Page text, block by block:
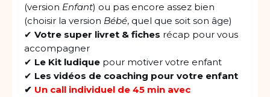
(version Enfant) ou pas encore assez bien
(choisir la version Bébé, quel que soit son âge)
✔ Votre super livret & fiches récap pour vous
accompagner
✔ Le Kit ludique pour motiver votre enfant
✔ Les vidéos de coaching pour votre enfant
✔ Un call individuel de 45 min avec